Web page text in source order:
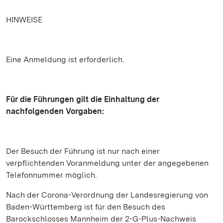
HINWEISE
Eine Anmeldung ist erforderlich.
Für die Führungen gilt die Einhaltung der
nachfolgenden Vorgaben:
Der Besuch der Führung ist nur nach einer
verpflichtenden Voranmeldung unter der angegebenen
Telefonnummer möglich.
Nach der Corona-Verordnung der Landesregierung von
Baden-Württemberg ist für den Besuch des
Barockschlosses Mannheim der 2-G-Plus-Nachweis